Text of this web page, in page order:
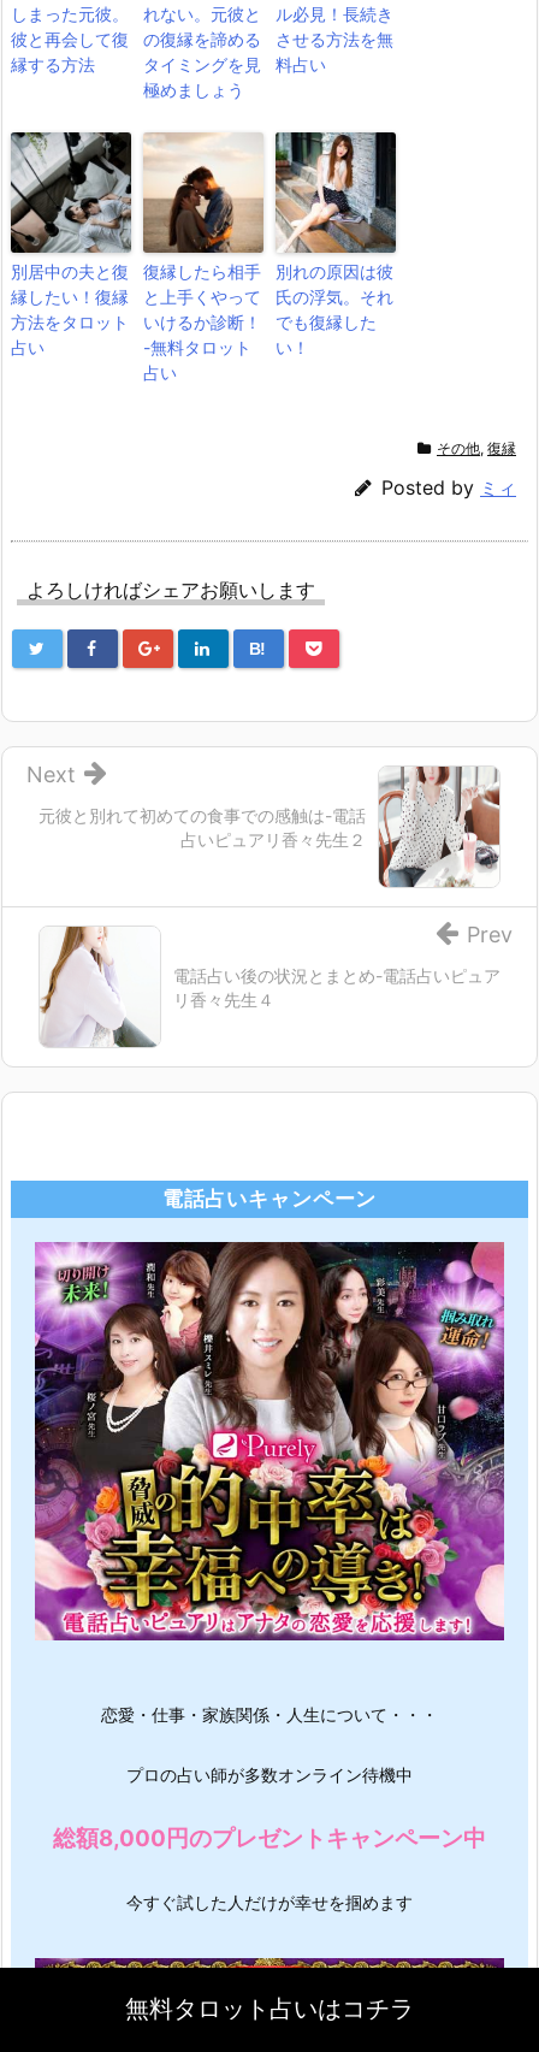
しまった元彼。
彼と再会して復
縁する方法
れない。元彼と
の復縁を諦める
タイミングを見
極めましょう
ル必見！長続き
させる方法を無
料占い
別居中の夫と復
縁したい！復縁
方法をタロット
占い
復縁したら相手
と上手くやって
いけるか診断！
-無料タロット
占い
別れの原因は彼
氏の浮気。それ
でも復縁した
い！
その他, 復縁
Posted by ミィ
よろしければシェアお願いします
B!
元彼と別れて初めての食事での感触は-電話
占いピュアリ香々先生２
Next
電話占い後の状況とまとめ-電話占いピュア
リ香々先生４
Prev
電話占いキャンペーン
恋愛・仕事・家族関係・人生について・・・
プロの占い師が多数オンライン待機中
総額8,000円のプレゼントキャンペーン中
今すぐ試した人だけが幸せを掴めます
無料タロット占いはコチラ